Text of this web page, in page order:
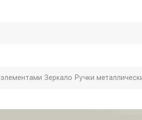
Зеркало Ручки